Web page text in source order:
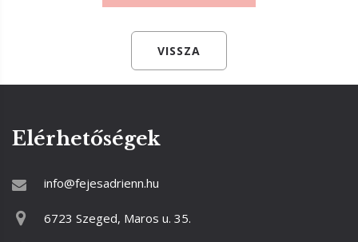
VISSZA
Elérhetőségek
info@fejesadrienn.hu
6723 Szeged, Maros u. 35.